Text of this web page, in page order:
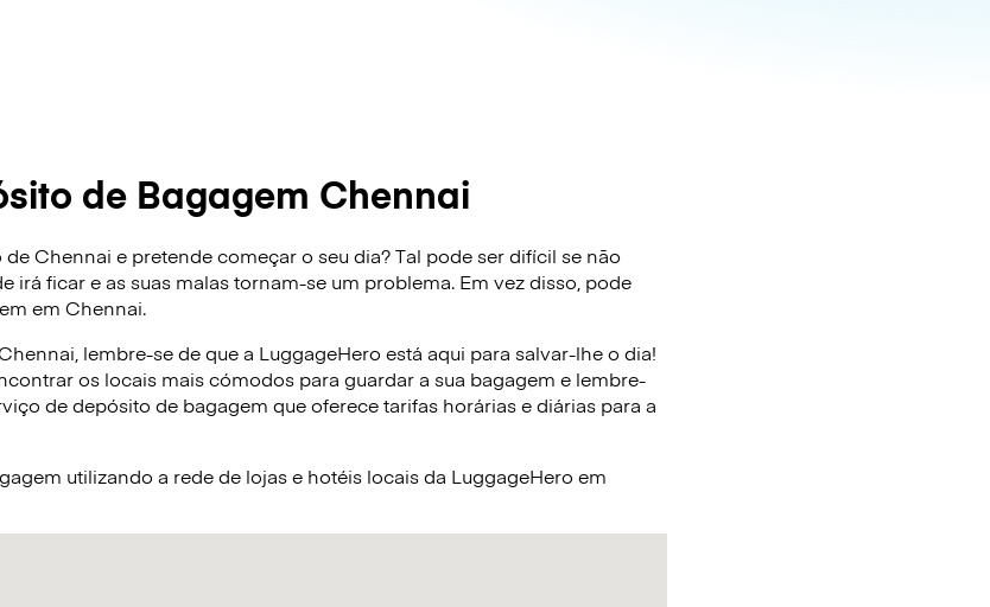
de Bagagem Chennai
Chennai e pretende começar o seu dia? Tal pode ser difícil se não
irá ficar e as suas malas tornam-se um problema. Em vez disso, pode
em Chennai.
lembre-se de que a LuggageHero está aqui para salvar-lhe o dia!
os locais mais cómodos para guardar a sua bagagem e lembre-
de depósito de bagagem que oferece tarifas horárias e diárias para a
utilizando a rede de lojas e hotéis locais da LuggageHero em